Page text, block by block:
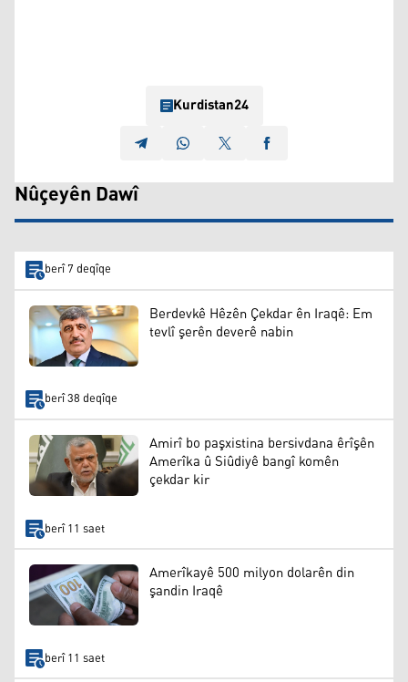
Kurdistan24
Nûçeyên Dawî
berî 7 deqîqe
Berdevkê Hêzên Çekdar ên Iraqê: Em
tevlî şerên deverê nabin
berî 38 deqîqe
Amirî bo paşxistina bersivdana êrîşên
Amerîka û Siûdiyê bangî komên
çekdar kir
berî 11 saet
Amerîkayê 500 milyon dolarên din
şandin Iraqê
berî 11 saet